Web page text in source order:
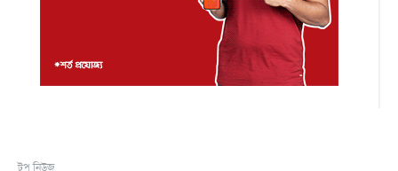
টপ নিউজ